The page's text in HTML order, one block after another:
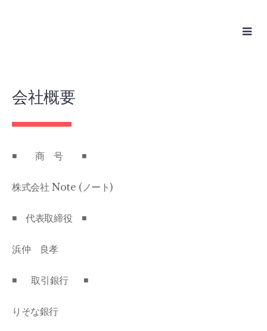
会社概要
◾️ 商 号 ◾️
株式会社 Note (ノート)
◾️ 代表取締役 ◾️
浜仲 良孝
◾️ 取引銀行 ◾️
りそな銀行